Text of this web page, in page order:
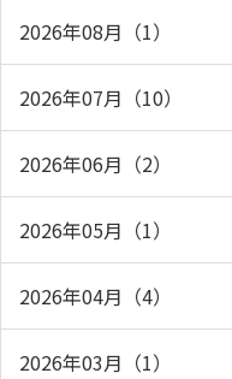
2026年08月（1）
2026年07月（10）
2026年06月（2）
2026年05月（1）
2026年04月（4）
2026年03月（1）